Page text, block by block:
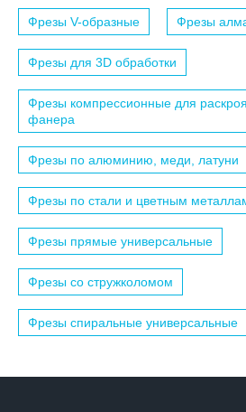
Фрезы V-образные Фрезы
Фрезы для 3D обработки
Фрезы компрессионные для
фанера
Фрезы по алюминию, меди, латуни
Фрезы по стали и цветным
Фрезы прямые универсальные
Фрезы со стружколомом
Фрезы спиральные универсальные